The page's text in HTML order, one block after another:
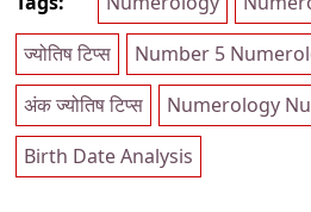
ज्योतिष टिप्स
Number 5
अंक ज्योतिष टिप्स
Numerology
Birth Date Analysis